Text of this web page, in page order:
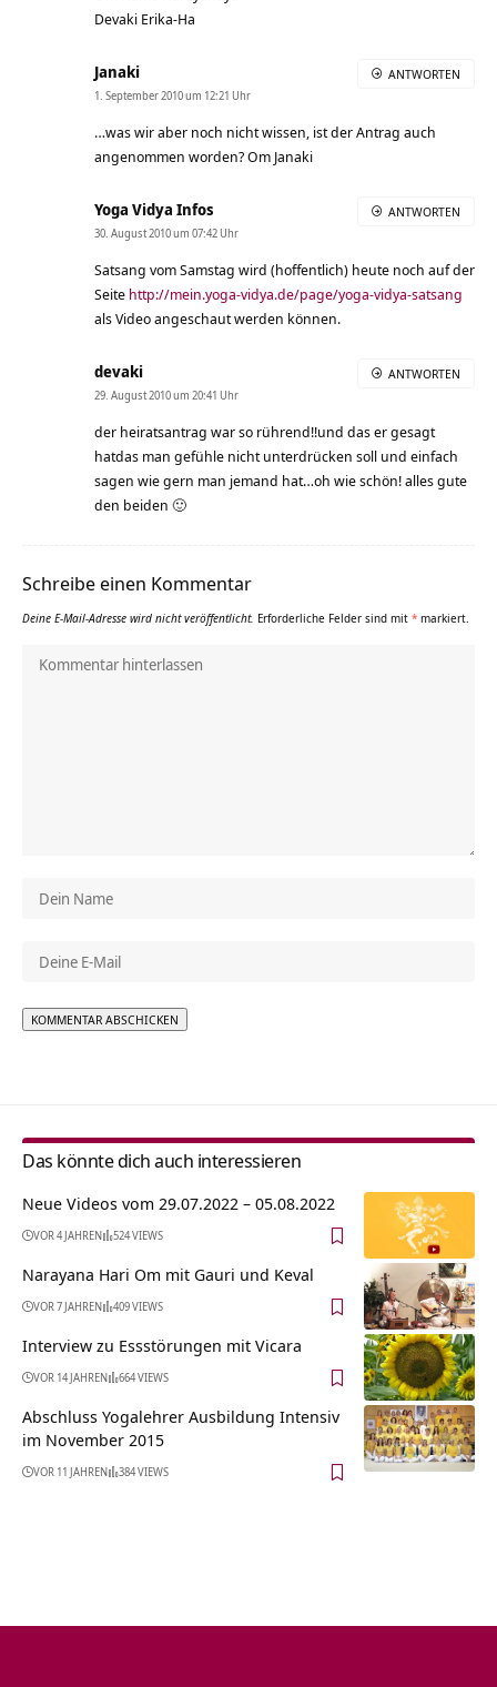
Devaki Erika-Ha
Janaki
1. September 2010 um 12:21 Uhr
…was wir aber noch nicht wissen, ist der Antrag auch
angenommen worden? Om Janaki
ANTWORTEN
Yoga Vidya Infos
30. August 2010 um 07:42 Uhr
Satsang vom Samstag wird (hoffentlich) heute noch auf der
Seite http://mein.yoga-vidya.de/page/yoga-vidya-satsang
als Video angeschaut werden können.
ANTWORTEN
devaki
29. August 2010 um 20:41 Uhr
der heiratsantrag war so rührend!!und das er gesagt
hatdas man gefühle nicht unterdrücken soll und einfach
sagen wie gern man jemand hat…oh wie schön! alles gute
den beiden 🙂
ANTWORTEN
Schreibe einen Kommentar
Deine E-Mail-Adresse wird nicht veröffentlicht. Erforderliche Felder sind mit * markiert.
Das könnte dich auch interessieren
Neue Videos vom 29.07.2022 – 05.08.2022
VOR 4 JAHREN 524 VIEWS
Narayana Hari Om mit Gauri und Keval
VOR 7 JAHREN 409 VIEWS
Interview zu Essstörungen mit Vicara
VOR 14 JAHREN 664 VIEWS
Abschluss Yogalehrer Ausbildung Intensiv
im November 2015
VOR 11 JAHREN 384 VIEWS